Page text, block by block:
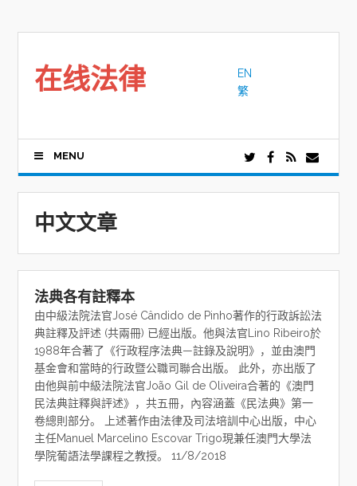
在线法律
EN
繁
MENU
中文文章
法典各有註釋本
由中級法院法官José Cândido de Pinho著作的行政訴訟法
典註釋及評述 (共兩冊) 已經出版。他與法官Lino Ribeiro於
1988年合著了《行政程序法典—註錄及說明》，並由澳門
基金會和當時的行政暨公職司聯合出版。 此外，亦出版了
由他與前中級法院法官João Gil de Oliveira合著的《澳門
民法典註釋與評述》，共五冊，內容涵蓋《民法典》第一
卷總則部分。 上述著作由法律及司法培訓中心出版，中心
主任Manuel Marcelino Escovar Trigo現兼任澳門大學法
學院葡語法學課程之教授。 11/8/2018